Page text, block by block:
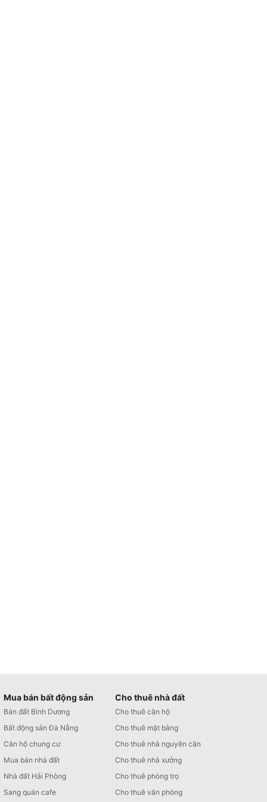
Mua bán bất động sản
Bán đất Bình Dương
Bất động sản Đà Nẵng
Căn hộ chung cư
Mua bán nhà đất
Nhà đất Hải Phòng
Sang quán cafe
Cho thuê nhà đất
Cho thuê căn hộ
Cho thuê mặt bằng
Cho thuê nhà nguyên căn
Cho thuê nhà xưởng
Cho thuê phòng trọ
Cho thuê văn phòng